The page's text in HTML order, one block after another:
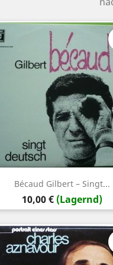
Bécaud ‎Gilbert – Singt...
Preis
10,00 € (Lagernd)
 Vorschau